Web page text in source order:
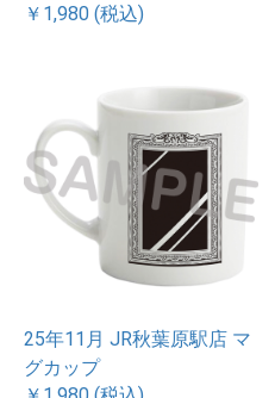
￥1,980 (税込)
25年11月 JR秋葉原駅店 マ
グカップ